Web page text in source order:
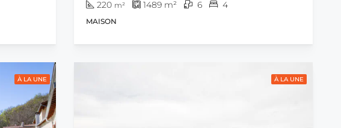
220 m² 1489 m² 6 4
MAISON
À LA UNE À LA UNE